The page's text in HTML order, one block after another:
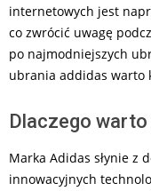
internetowych jest
co zwrócić uwagę
po najmodniejszych
ubrania addidas warto
Dlaczego
Marka Adidas słynie z
innowacyjnych